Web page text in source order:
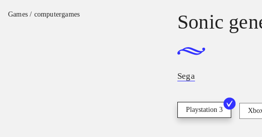
Games / computergames Sonic
Sega
Playstation 3